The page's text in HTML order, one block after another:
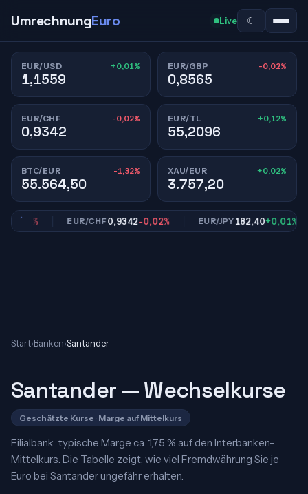
UmrechnungEuro Live ☾
EUR/USD +0,01%
1,1559
EUR/GBP -0,02%
0,8565
EUR/CHF -0,02%
0,9342
EUR/TL +0,12%
55,2096
BTC/EUR -1,32%
55.564,50
XAU/EUR +0,02%
3.757,20
-0,02% EUR/CHF0,9342-0,02% EUR/JPY182,40+0,01%
Start›Banken›Santander
Santander — Wechselkurse
Geschätzte Kurse · Marge auf Mittelkurs
Filialbank · typische Marge ca. 1,75 % auf den Interbanken-
Mittelkurs. Die Tabelle zeigt, wie viel Fremdwährung Sie je
Euro bei Santander ungefähr erhalten.